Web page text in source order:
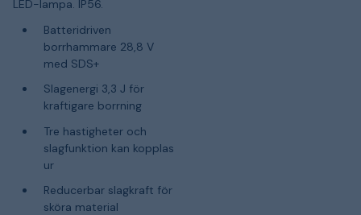
LED-lampa. IP56.
Batteridriven
borrhammare 28,8 V
med SDS+
Slagenergi 3,3 J för
kraftigare borrning
Tre hastigheter och
slagfunktion kan kopplas
ur
Reducerbar slagkraft för
sköra material